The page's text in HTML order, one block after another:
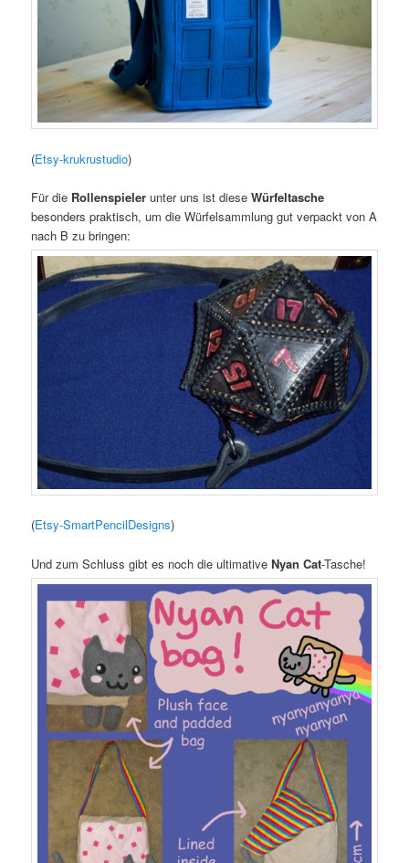
(Etsy-krukrustudio)
Für die Rollenspieler unter uns ist dieseWürfeltasche
besonders praktisch, um die Würfelsammlung gut verpackt von A
nach B zu bringen:
(Etsy-SmartPencilDesigns)
Und zum Schluss gibt es noch die ultimativeNyan Cat-Tasche!